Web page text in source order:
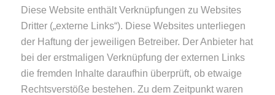
Diese Website enthält Verknüpfungen zu Websites
Dritter („externe Links“). Diese Websites unterliegen
der Haftung der jeweiligen Betreiber. Der Anbieter hat
bei der erstmaligen Verknüpfung der externen Links
die fremden Inhalte daraufhin überprüft, ob etwaige
Rechtsverstöße bestehen. Zu dem Zeitpunkt waren